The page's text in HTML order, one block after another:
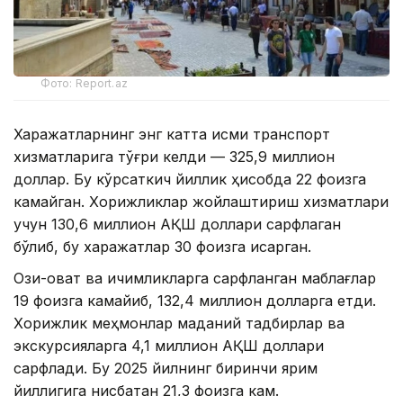
Фото: Report.az
Харажатларнинг энг катта қисми транспорт
хизматларига тўғри келди — 325,9 миллион
доллар. Бу кўрсаткич йиллик ҳисобда 22 фоизга
камайган. Хорижликлар жойлаштириш хизматлари
учун 130,6 миллион АҚШ доллари сарфлаган
бўлиб, бу харажатлар 30 фоизга қисқарган.
Озиқ-овқат ва ичимликларга сарфланган маблағлар
19 фоизга камайиб, 132,4 миллион долларга етди.
Хорижлик меҳмонлар маданий тадбирлар ва
экскурсияларга 4,1 миллион АҚШ доллари
сарфлади. Бу 2025 йилнинг биринчи ярим
йиллигига нисбатан 21,3 фоизга кам.